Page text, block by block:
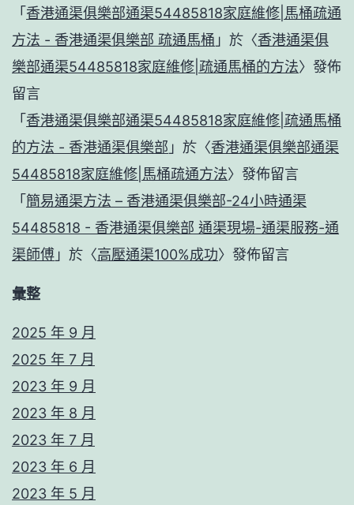
「 香港通渠俱樂部通渠54485818家庭維修|馬桶疏通
方法 - 香港通渠俱樂部 疏通馬桶 」於〈香港通渠俱
樂部通渠54485818家庭維修|疏通馬桶的方法〉發佈
留言
「 香港通渠俱樂部通渠54485818家庭維修|疏通馬桶
的方法 - 香港通渠俱樂部 」於〈香港通渠俱樂部通渠
54485818家庭維修|馬桶疏通方法〉發佈留言
「 簡易通渠方法 – 香港通渠俱樂部-24小時通渠
54485818 - 香港通渠俱樂部 通渠現場-通渠服務-通
渠師傅 」於〈高壓通渠100%成功〉發佈留言
彙整
2025 年 9 月
2025 年 7 月
2023 年 9 月
2023 年 8 月
2023 年 7 月
2023 年 6 月
2023 年 5 月